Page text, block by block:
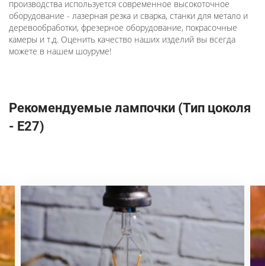
производства используется современное высокоточное
оборудование - лазерная резка и сварка, станки для метало и
деревообработки, фрезерное оборудование, покрасочные
камеры и т.д. Оценить качество наших изделий вы всегда
можете в нашем шоуруме!
Рекомендуемые лампочки (Тип цоколя
- E27)